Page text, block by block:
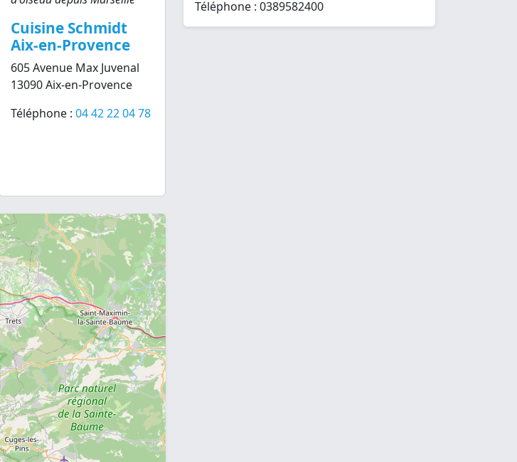
Cuisine Schmidt
Aix-en-Provence
605 Avenue Max Juvenal
13090 Aix-en-Provence
Téléphone :04 42 22 04 78
Téléphone : 0389582400